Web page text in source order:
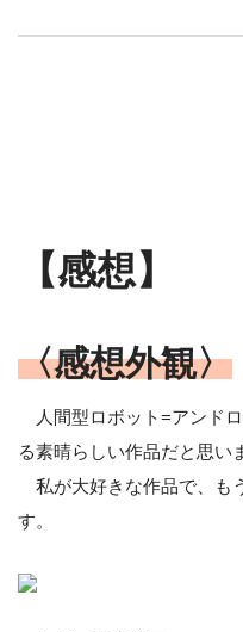
【感想】
〈感想外観〉
人間型ロボット=アンド
る素晴らしい作品だと思い
私が大好きな作品で、も
す。